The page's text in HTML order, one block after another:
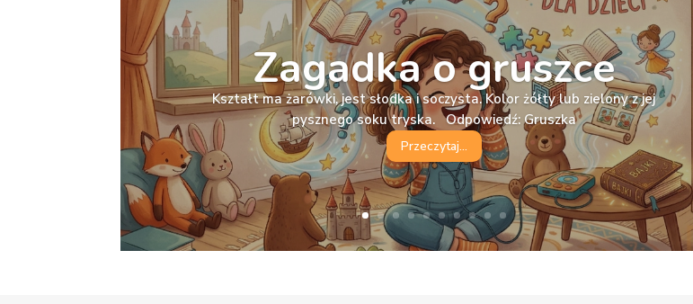
Zagadka o gruszce
Kształt ma żarówki, jest słodka i soczysta. Kolor żółty lub zielony z jej
pysznego soku tryska. Odpowiedź: Gruszka
Przeczytaj...